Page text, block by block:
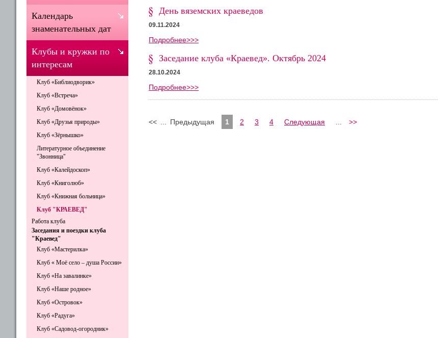
День вяземских краеведов
09.11.2024
Подробнее>>>
Заседание клуба «Краевед». Октябрь 2024
28.10.2024
Подробнее>>>
<< Предыдущая 1 2 3 4 Следующая >>
Календарь
знаменательных дат
Клубы и кружки по
интересам
Клуб «Библиодворик»
Клуб «Встреча»
Клуб «Домовёнок»
Клуб «Друзья природы»
Клуб «Зёрнышко»
Литературное объединение
"Звонница"
Клуб «Калейдоскоп»
Клуб «Книголюб»
Клуб «Книжная больница»
Клуб "КРАЕВЕД"
Работа клуба
Заседания и поездки клуба
"Краевед"
Клуб «Мастерилка»
Клуб « Моё село – душа России»
Клуб «На завалинке»
Клуб «Наше родное»
Клуб «Островок»
Клуб «Радуга»
Клуб «Садовод-огородник»